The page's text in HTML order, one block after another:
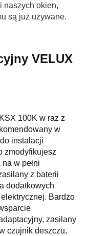
naszych okien,
są już używane.
VELUX
100K w raz z
w
instalacji
zmodyfikujesz
w pełni
z baterii
dodatkowych
Bardzo
zasilany
czujnik deszczu,